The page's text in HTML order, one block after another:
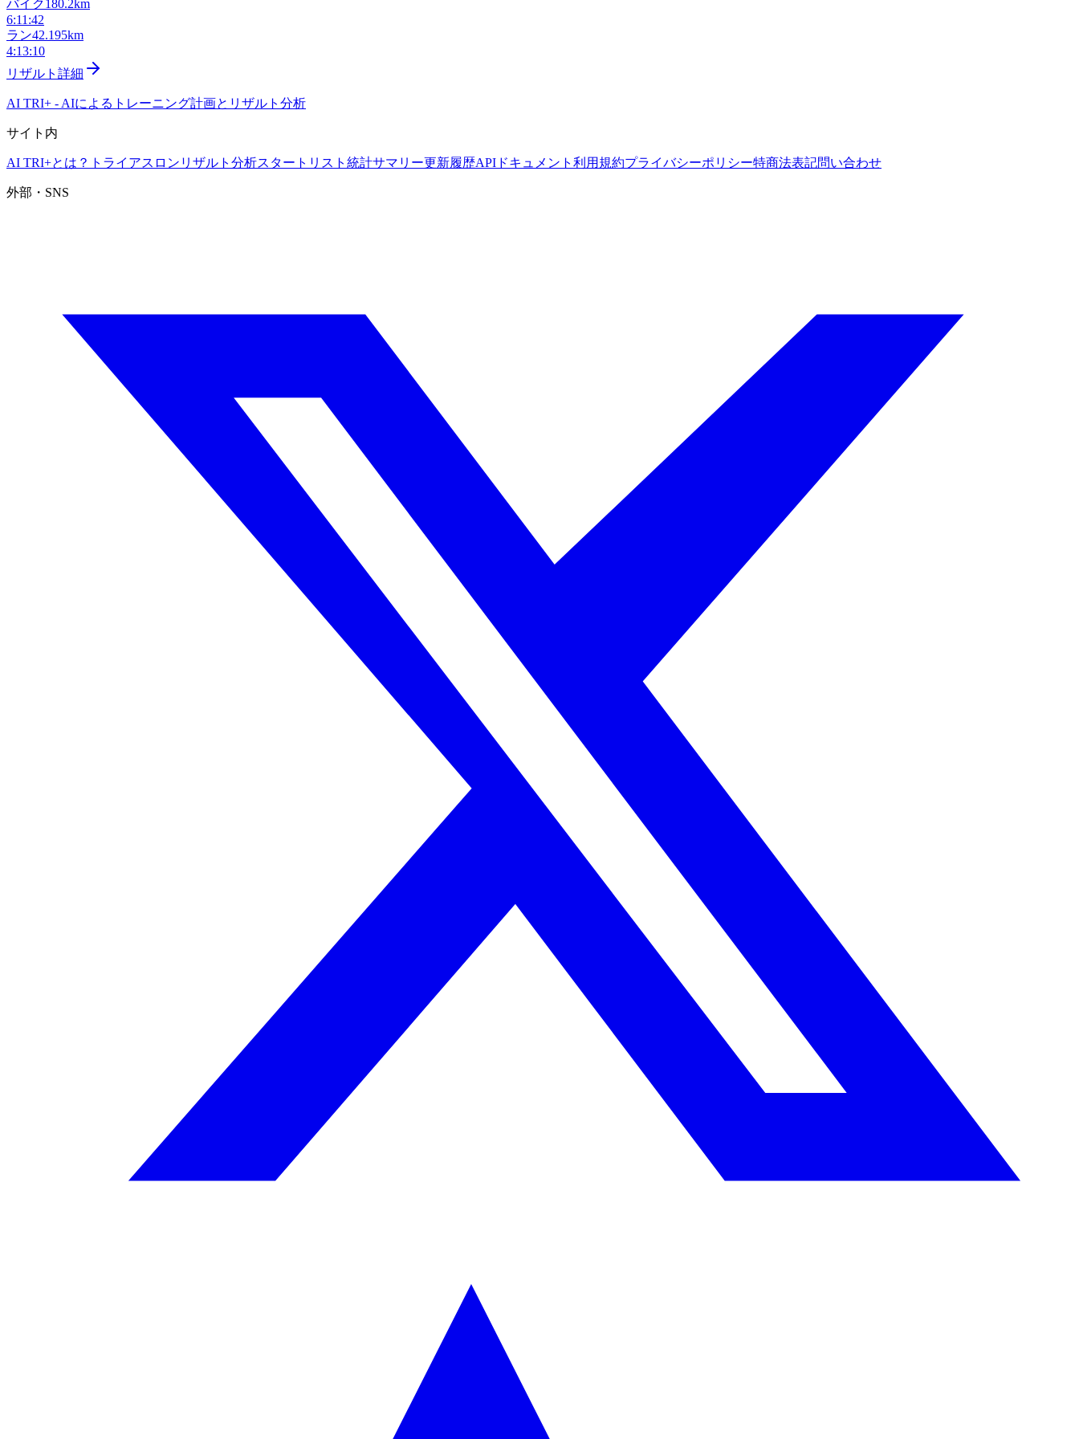
バイク180.2km
6:11:42
ラン42.195km
4:13:10
リザルト詳細
AI TRI+ - AIによるトレーニング計画とリザルト分析
サイト内
AI TRI+とは？ トライアスロンリザルト分析スタートリスト 統計サマリー更新履歴APIドキュメント 利用規約プライバシーポリシー特商法表記問い合わせ
外部・SNS